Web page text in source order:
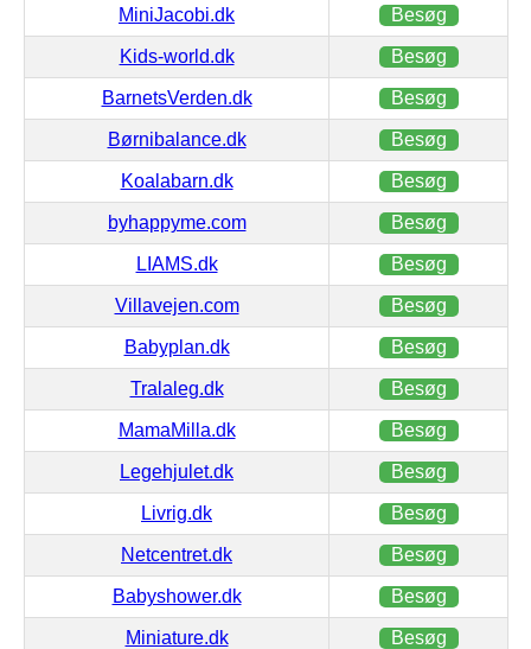
MiniJacobi.dk Besøg
Kids-world.dk Besøg
BarnetsVerden.dk Besøg
Børnibalance.dk Besøg
Koalabarn.dk Besøg
byhappyme.com Besøg
LIAMS.dk Besøg
Villavejen.com Besøg
Babyplan.dk Besøg
Tralaleg.dk Besøg
MamaMilla.dk Besøg
Legehjulet.dk Besøg
Livrig.dk Besøg
Netcentret.dk Besøg
Babyshower.dk Besøg
Miniature.dk Besøg